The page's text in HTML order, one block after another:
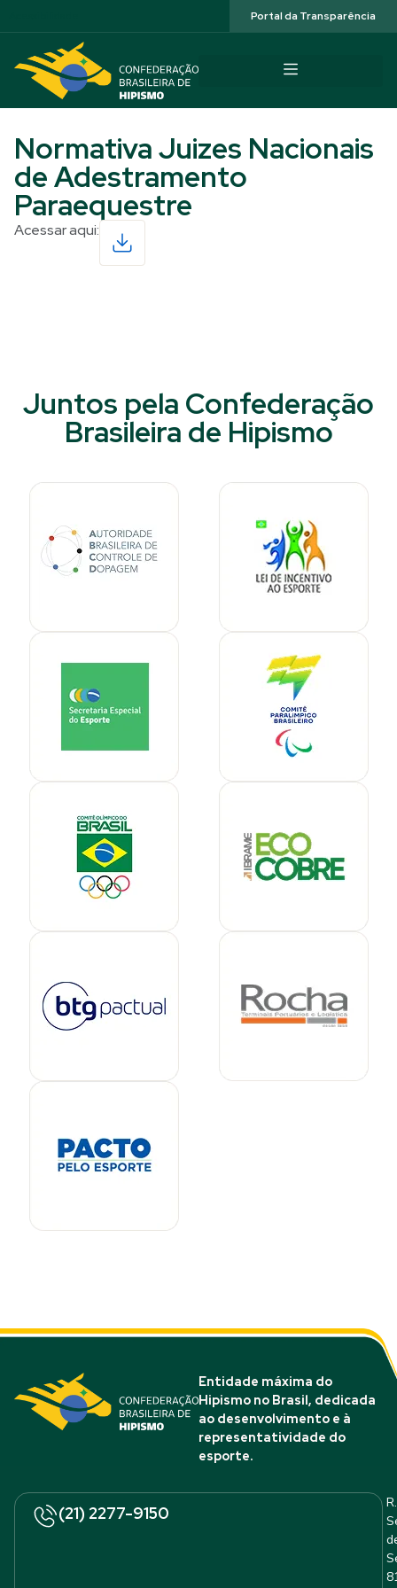
Portal da Transparência
Normativa Juizes Nacionais
de Adestramento
Paraequestre
Acessar aqui:
Juntos pela Confederação
Brasileira de Hipismo
Entidade máxima do
Hipismo no Brasil, dedicada
ao desenvolvimento e à
representatividade do
esporte.
(21) 2277-9150
R.